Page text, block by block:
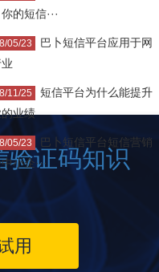
的短信···
05/23
巴卜短信平台应用于网
11/25
短信平台为什么能提升
业绩
05/23
巴卜短信平台短信营销
小企···
验证码知识
用